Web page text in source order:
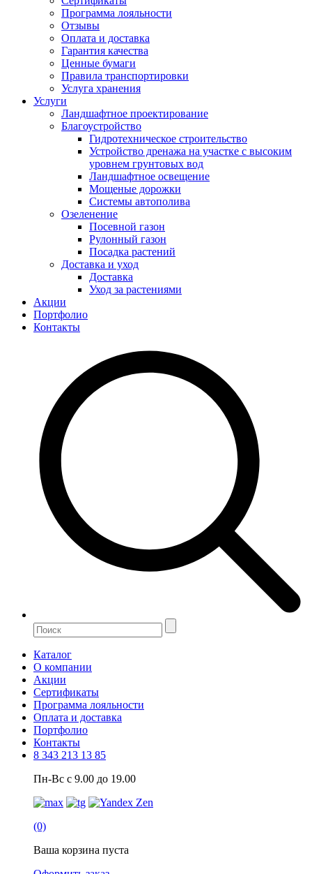
Программа лояльности
Отзывы
Оплата и доставка
Гарантия качества
Ценные бумаги
Правила транспортировки
Услуга хранения
Услуги
Ландшафтное проектирование
Благоустройство
Гидротехническое строительство
Устройство дренажа на участке с высоким
уровнем грунтовых вод
Ландшафтное освещение
Мощеные дорожки
Системы автополива
Озеленение
Посевной газон
Рулонный газон
Посадка растений
Доставка и уход
Доставка
Уход за растениями
Акции
Портфолио
Контакты
Каталог
О компании
Акции
Сертификаты
Программа лояльности
Оплата и доставка
Портфолио
Контакты
8 343 213 13 85
Пн-Вс с 9.00 до 19.00
(0)
Ваша корзина пуста